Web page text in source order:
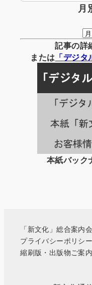
月
月
別
の
事
一
覧
記事の詳
または 「デジタ
本紙バック
「新文化」総合案内
プライバシーポリシー
縮刷版・出版物ご案内